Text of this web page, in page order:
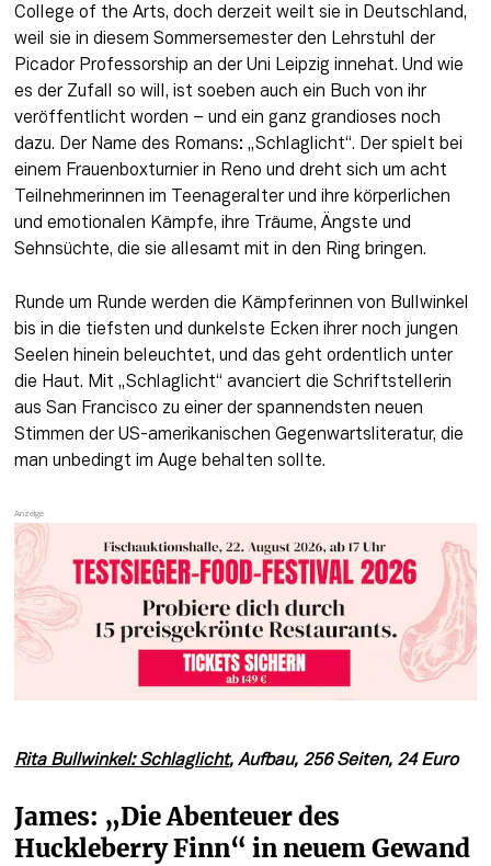
College of the Arts, doch derzeit weilt sie in Deutschland,
weil sie in diesem Sommersemester den Lehrstuhl der
Picador Professorship an der Uni Leipzig innehat. Und wie
es der Zufall so will, ist soeben auch ein Buch von ihr
veröffentlicht worden – und ein ganz grandioses noch
dazu. Der Name des Romans: „Schlaglicht“. Der spielt bei
einem Frauenboxturnier in Reno und dreht sich um acht
Teilnehmerinnen im Teenageralter und ihre körperlichen
und emotionalen Kämpfe, ihre Träume, Ängste und
Sehnsüchte, die sie allesamt mit in den Ring bringen.
Runde um Runde werden die Kämpferinnen von Bullwinkel
bis in die tiefsten und dunkelste Ecken ihrer noch jungen
Seelen hinein beleuchtet, und das geht ordentlich unter
die Haut. Mit „Schlaglicht“ avanciert die Schriftstellerin
aus San Francisco zu einer der spannendsten neuen
Stimmen der US-amerikanischen Gegenwartsliteratur, die
man unbedingt im Auge behalten sollte.
Rita Bullwinkel: Schlaglicht, Aufbau, 256 Seiten, 24 Euro
James: „Die Abenteuer des
Huckleberry Finn“ in neuem Gewand